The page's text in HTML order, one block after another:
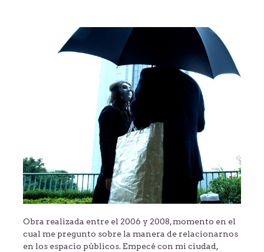
Obra realizada entre el 2006 y 2008, momento en el
cual me pregunto sobre la manera de relacionarnos
en los espacio públicos. Empecé con mi ciudad,